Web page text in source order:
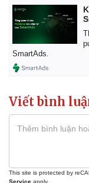
SmartAds.
Viết bình
This site is protected by
Service apply.